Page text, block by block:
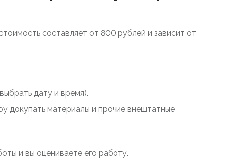
составляет от 800 рублей и зависит от
дату и время).
докупать материалы и прочие внештатные
и вы оцениваете его работу.